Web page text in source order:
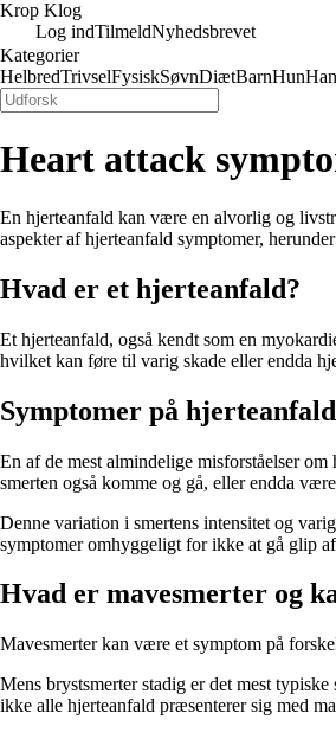
Krop Klog
Log indTilmeldNyhedsbrevet
Kategorier
HelbredTrivselFysiskSøvnDiætBarnHunHan
Heart attack
En hjerteanfald kan være en alvorlig og
aspekter af hjerteanfald symptomer,
Hvad er et hjerteanfald?
Et hjerteanfald, også kendt som en
hvilket kan føre til varig skade eller endda
Symptomer på
En af de mest almindelige misforståelser
smerten også komme og gå, eller endda
Denne variation i smertens intensitet og
symptomer omhyggeligt for ikke at gå glip
Hvad er mavesmerter og
Mavesmerter kan være et symptom på
Mens brystsmerter stadig er det mest
ikke alle hjerteanfald præsenterer sig med